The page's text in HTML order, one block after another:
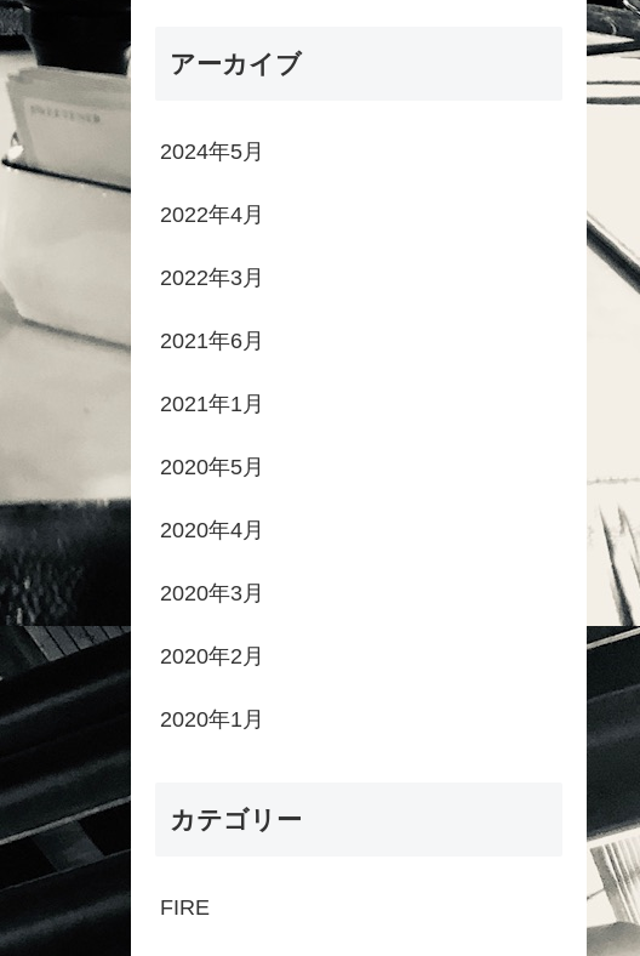
アーカイブ
2024年5月
2022年4月
2022年3月
2021年6月
2021年1月
2020年5月
2020年4月
2020年3月
2020年2月
2020年1月
カテゴリー
FIRE